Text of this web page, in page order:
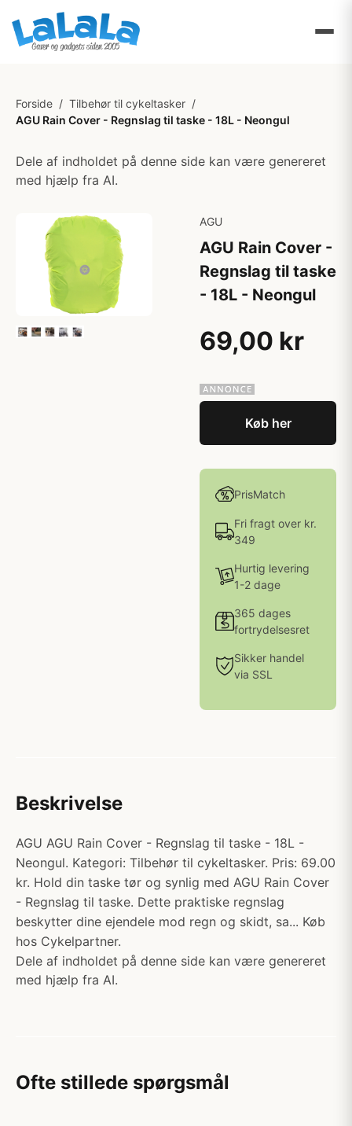
Forside / Tilbehør til cykeltasker /
AGU Rain Cover - Regnslag til taske - 18L - Neongul
Dele af indholdet på denne side kan være genereret
med hjælp fra AI.
AGU
AGU Rain Cover -
Regnslag til taske
- 18L - Neongul
69,00 kr
Køb her
PrisMatch
Fri fragt over kr.
349
Hurtig levering
1-2 dage
365 dages
fortrydelsesret
Sikker handel
via SSL
Beskrivelse
AGU AGU Rain Cover - Regnslag til taske - 18L -
Neongul. Kategori: Tilbehør til cykeltasker. Pris: 69.00
kr. Hold din taske tør og synlig med AGU Rain Cover
- Regnslag til taske. Dette praktiske regnslag
beskytter dine ejendele mod regn og skidt, sa... Køb
hos Cykelpartner.
Dele af indholdet på denne side kan være genereret
med hjælp fra AI.
Ofte stillede spørgsmål